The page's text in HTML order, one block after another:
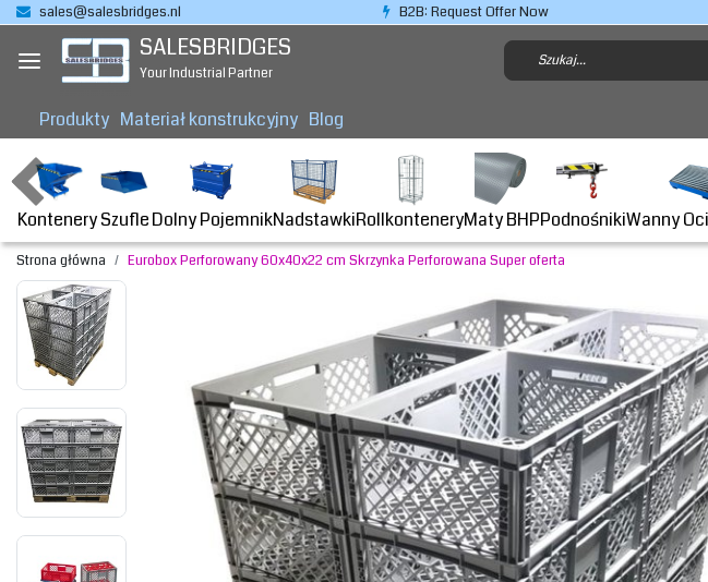
sales@salesbridges.nl B2B: Request Offer Now
SALESBRIDGES
Your Industrial Partner
Produkty Materiał konstrukcyjny Blog
KontenerySzufleDolny PojemnikNadstawkiRollkonteneryMaty BHPPodnośnikiWanny
Strona główna Eurobox Perforowany 60x40x22 cm Skrzynka Perforowana Super oferta